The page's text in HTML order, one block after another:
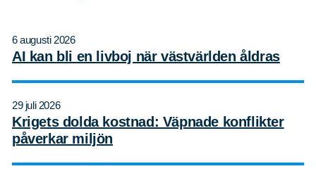
6 augusti 2026
AI kan bli en livboj när västvärlden åldras
29 juli 2026
Krigets dolda kostnad: Väpnade konflikter
påverkar miljön